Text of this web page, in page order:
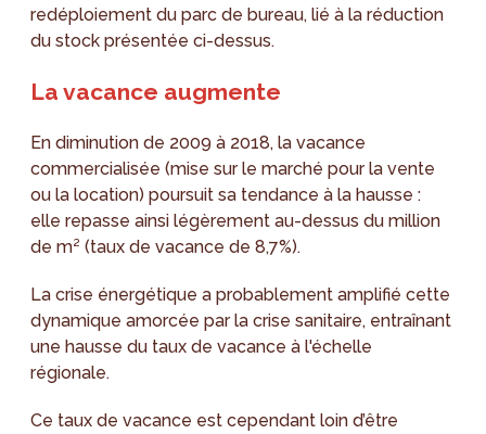
redéploiement du parc de bureau, lié à la réduction
du stock présentée ci-dessus.
La vacance augmente
En diminution de 2009 à 2018, la vacance
commercialisée (mise sur le marché pour la vente
ou la location) poursuit sa tendance à la hausse :
elle repasse ainsi légèrement au-dessus du million
de m² (taux de vacance de 8,7%).
La crise énergétique a probablement amplifié cette
dynamique amorcée par la crise sanitaire, entraînant
une hausse du taux de vacance à l'échelle
régionale.
Ce taux de vacance est cependant loin d’être